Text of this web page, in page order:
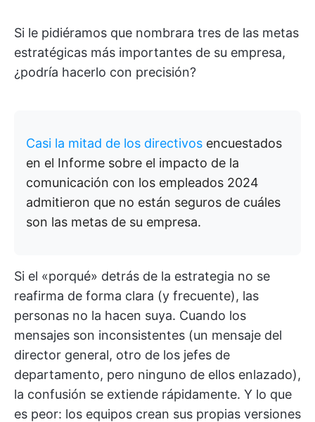
Si le pidiéramos que nombrara tres de las metas
estratégicas más importantes de su empresa,
¿podría hacerlo con precisión?
Casi la mitad de los directivos encuestados
en el Informe sobre el impacto de la
comunicación con los empleados 2024
admitieron que no están seguros de cuáles
son las metas de su empresa.
Si el «porqué» detrás de la estrategia no se
reafirma de forma clara (y frecuente), las
personas no la hacen suya. Cuando los
mensajes son inconsistentes (un mensaje del
director general, otro de los jefes de
departamento, pero ninguno de ellos enlazado),
la confusión se extiende rápidamente. Y lo que
es peor: los equipos crean sus propias versiones